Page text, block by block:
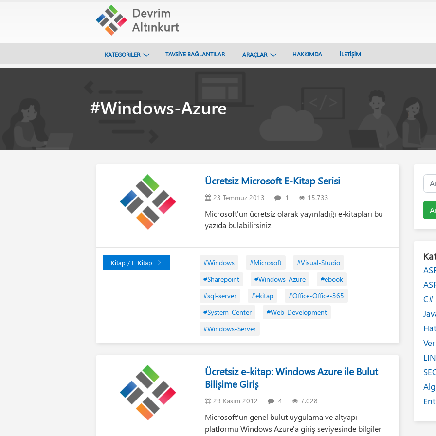
KATEGORİLER TAVSİYE BAĞLANTILAR ARAÇLAR HAKKIMDA İLETİŞİM
#Windows-Azure
Ücretsiz Microsoft E-Kitap Serisi
23 Temmuz 2013 1 15.733
Microsoft'un ücretsiz olarak yayınladığı e-kitapları bu
yazıda bulabilirsiniz.
Kitap / E-Kitap #Windows #Microsoft
#Visual-Studio
#Sharepoint
#Windows-Azure
#ebook
#sql-server
#ekitap
#Office-Office-365
#System-Center
#Web-Development
#Windows-Server
Ücretsiz e-kitap: Windows Azure ile Bulut
Bilişime Giriş
29 Kasım 2012 4 7.028
Microsoft'un genel bulut uygulama ve altyapı
platformu Windows Azure'a giriş seviyesinde bilgiler
C#